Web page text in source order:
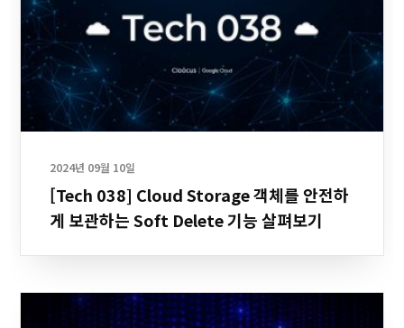
2024년 09월 10일
[Tech 038] Cloud Storage 객체를 안전하
게 보관하는 Soft Delete 기능 살펴보기